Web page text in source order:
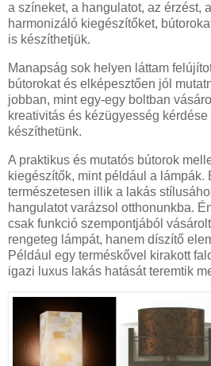
a színeket, a hangulatot, az érzést,
harmonizáló kiegészítőket,
is készíthetjük.
Manapság sok helyen láttam
bútorokat és elképesztően jól
jobban, mint egy-egy boltban
kreativitás és kézügyesség
készíthetünk.
A praktikus és mutatós bútorok
kiegészítők, mint például a lámpák.
természetesen illik a lakás
hangulatot varázsol otthonunkba.
csak funkció szempontjából
rengeteg lámpát, hanem díszítő
Például egy terméskővel kirakott
igazi luxus lakás hatását teremtik